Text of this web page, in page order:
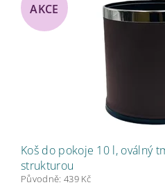
AKCE
Koš do pokoje 10 l, oválný
strukturou
Původně: 439 Kč